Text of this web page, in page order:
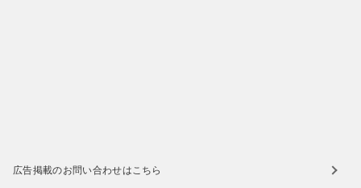
広告掲載のお問い合わせはこちら